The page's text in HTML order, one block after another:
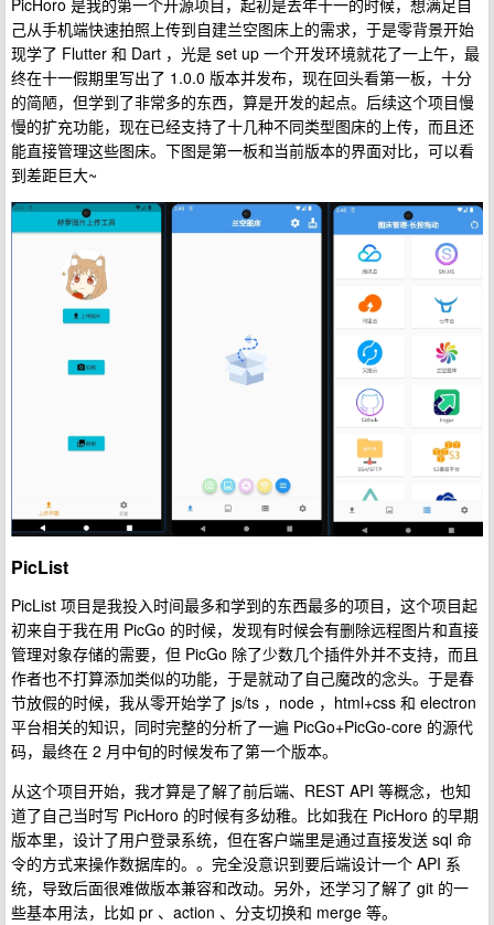
PicHoro 是我的第一个开源项目，起初是去年十一的时候，想满足自
己从手机端快速拍照上传到自建兰空图床上的需求，于是零背景开始
现学了 Flutter 和 Dart ，光是 set up 一个开发环境就花了一上午，最
终在十一假期里写出了 1.0.0 版本并发布，现在回头看第一板，十分
的简陋，但学到了非常多的东西，算是开发的起点。后续这个项目慢
慢的扩充功能，现在已经支持了十几种不同类型图床的上传，而且还
能直接管理这些图床。下图是第一板和当前版本的界面对比，可以看
到差距巨大~
PicList
PicList 项目是我投入时间最多和学到的东西最多的项目，这个项目起
初来自于我在用 PicGo 的时候，发现有时候会有删除远程图片和直接
管理对象存储的需要，但 PicGo 除了少数几个插件外并不支持，而且
作者也不打算添加类似的功能，于是就动了自己魔改的念头。于是春
节放假的时候，我从零开始学了 js/ts ，node ，html+css 和 electron
平台相关的知识，同时完整的分析了一遍 PicGo+PicGo-core 的源代
码，最终在 2 月中旬的时候发布了第一个版本。
从这个项目开始，我才算是了解了前后端、REST API 等概念，也知
道了自己当时写 PicHoro 的时候有多幼稚。比如我在 PicHoro 的早期
版本里，设计了用户登录系统，但在客户端里是通过直接发送 sql 命
令的方式来操作数据库的。。完全没意识到要后端设计一个 API 系
统，导致后面很难做版本兼容和改动。另外，还学习了解了 git 的一
些基本用法，比如 pr 、action 、分支切换和 merge 等。